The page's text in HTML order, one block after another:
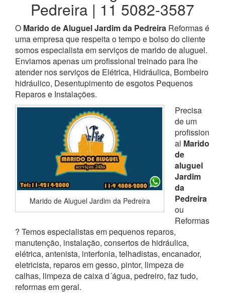
Pedreira | 11 5082-3587
O Marido de Aluguel Jardim da Pedreira Reformas é
uma empresa que respeita o tempo e bolso do cliente
somos especialista em serviços de marido de aluguel.
Enviamos apenas um profissional treinado para lhe
atender nos serviços de Elétrica, Hidráulica, Bombeiro
hidráulico, Desentupimento de esgotos Pequenos
Reparos e Instalações.
Marido de Aluguel Jardim da Pedreira
Precisa
de um
profission
al Marido
de
aluguel
Jardim
da
Pedreira
ou
Reformas
? Temos especialistas em pequenos reparos,
manutenção, instalação, consertos de hidráulica,
elétrica, antenista, interfonia, telhadistas, encanador,
eletricista, reparos em gesso, pintor, limpeza de
calhas, limpeza de caixa d´água, pedreiro, faz tudo,
reformas em geral.